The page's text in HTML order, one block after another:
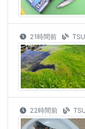
21時間前
22時間前